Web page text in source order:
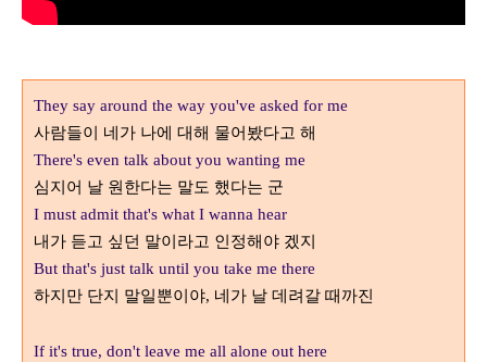
They say around the way you've asked for me
사람들이 네가 나에 대해 물어봤다고 해
There's even talk about you wanting me
심지어 날 원한다는 말도 했다는 군
I must admit that's what I wanna hear
내가 듣고 싶던 말이라고 인정해야 겠지
But that's just talk until you take me there
하지만 단지 말일뿐이야, 네가 날 데려갈 때까진
If it's true, don't leave me all alone out here